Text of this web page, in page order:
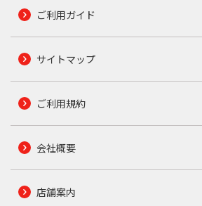
ご利用ガイド
サイトマップ
ご利用規約
会社概要
店舗案内